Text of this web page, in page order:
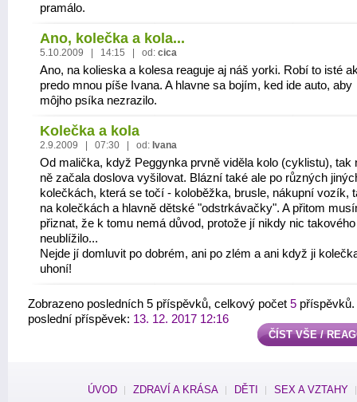
pramálo.
Ano, kolečka a kola...
5.10.2009 | 14:15 | od: cica
Ano, na kolieska a kolesa reaguje aj náš yorki. Robí to isté
predo mnou píše Ivana. A hlavne sa bojím, ked ide auto, aby
môjho psíka nezrazilo.
Kolečka a kola
2.9.2009 | 07:30 | od: Ivana
Od malička, když Peggynka prvně viděla kolo (cyklistu), tak
ně začala doslova vyšilovat. Blázní také ale po různých
kolečkách, která se točí - koloběžka, brusle, nákupní vozík,
na kolečkách a hlavně dětské "odstrkávačky". A přitom
přiznat, že k tomu nemá důvod, protože jí nikdy nic takového
neublížilo...
Nejde jí domluvit po dobrém, ani po zlém a ani když ji
uhoní!
Zobrazeno posledních 5 příspěvků, celkový počet 5 příspěvků.
poslední příspěvek: 13. 12. 2017 12:16
ČÍST VŠE /
ÚVOD ZDRAVÍ A KRÁSA DĚTI SEX A VZTAHY